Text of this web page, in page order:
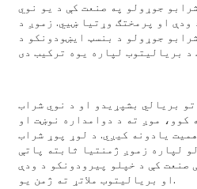
جوړولو په صنعت کې د یو نوي
او پرمختګ وړتیا ښیي. زموږ د
جوړولو د بنسټ ایښودونکو د
بریالي بشپړیدو او د نوي شراب
کوو، موږ ته د دوامداره نوښت او
یادونه کیږي. د لوړ پوړ شراب
لپاره زموږ ژمنتیا ثابته پاتې
صنعت کې د خپلو پیرودونکو د ودې
او بریالیتوب ملاتړ ته ژمن یو.